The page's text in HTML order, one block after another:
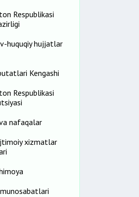
Respublikasi
huquqiy hujjatlar
Kengashi
Respublikasi
nafaqalar
xizmatlar